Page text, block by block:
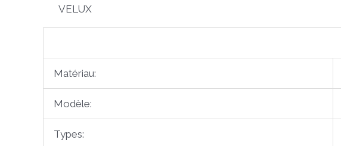
VELUX
Matériau:
Modèle:
Types: